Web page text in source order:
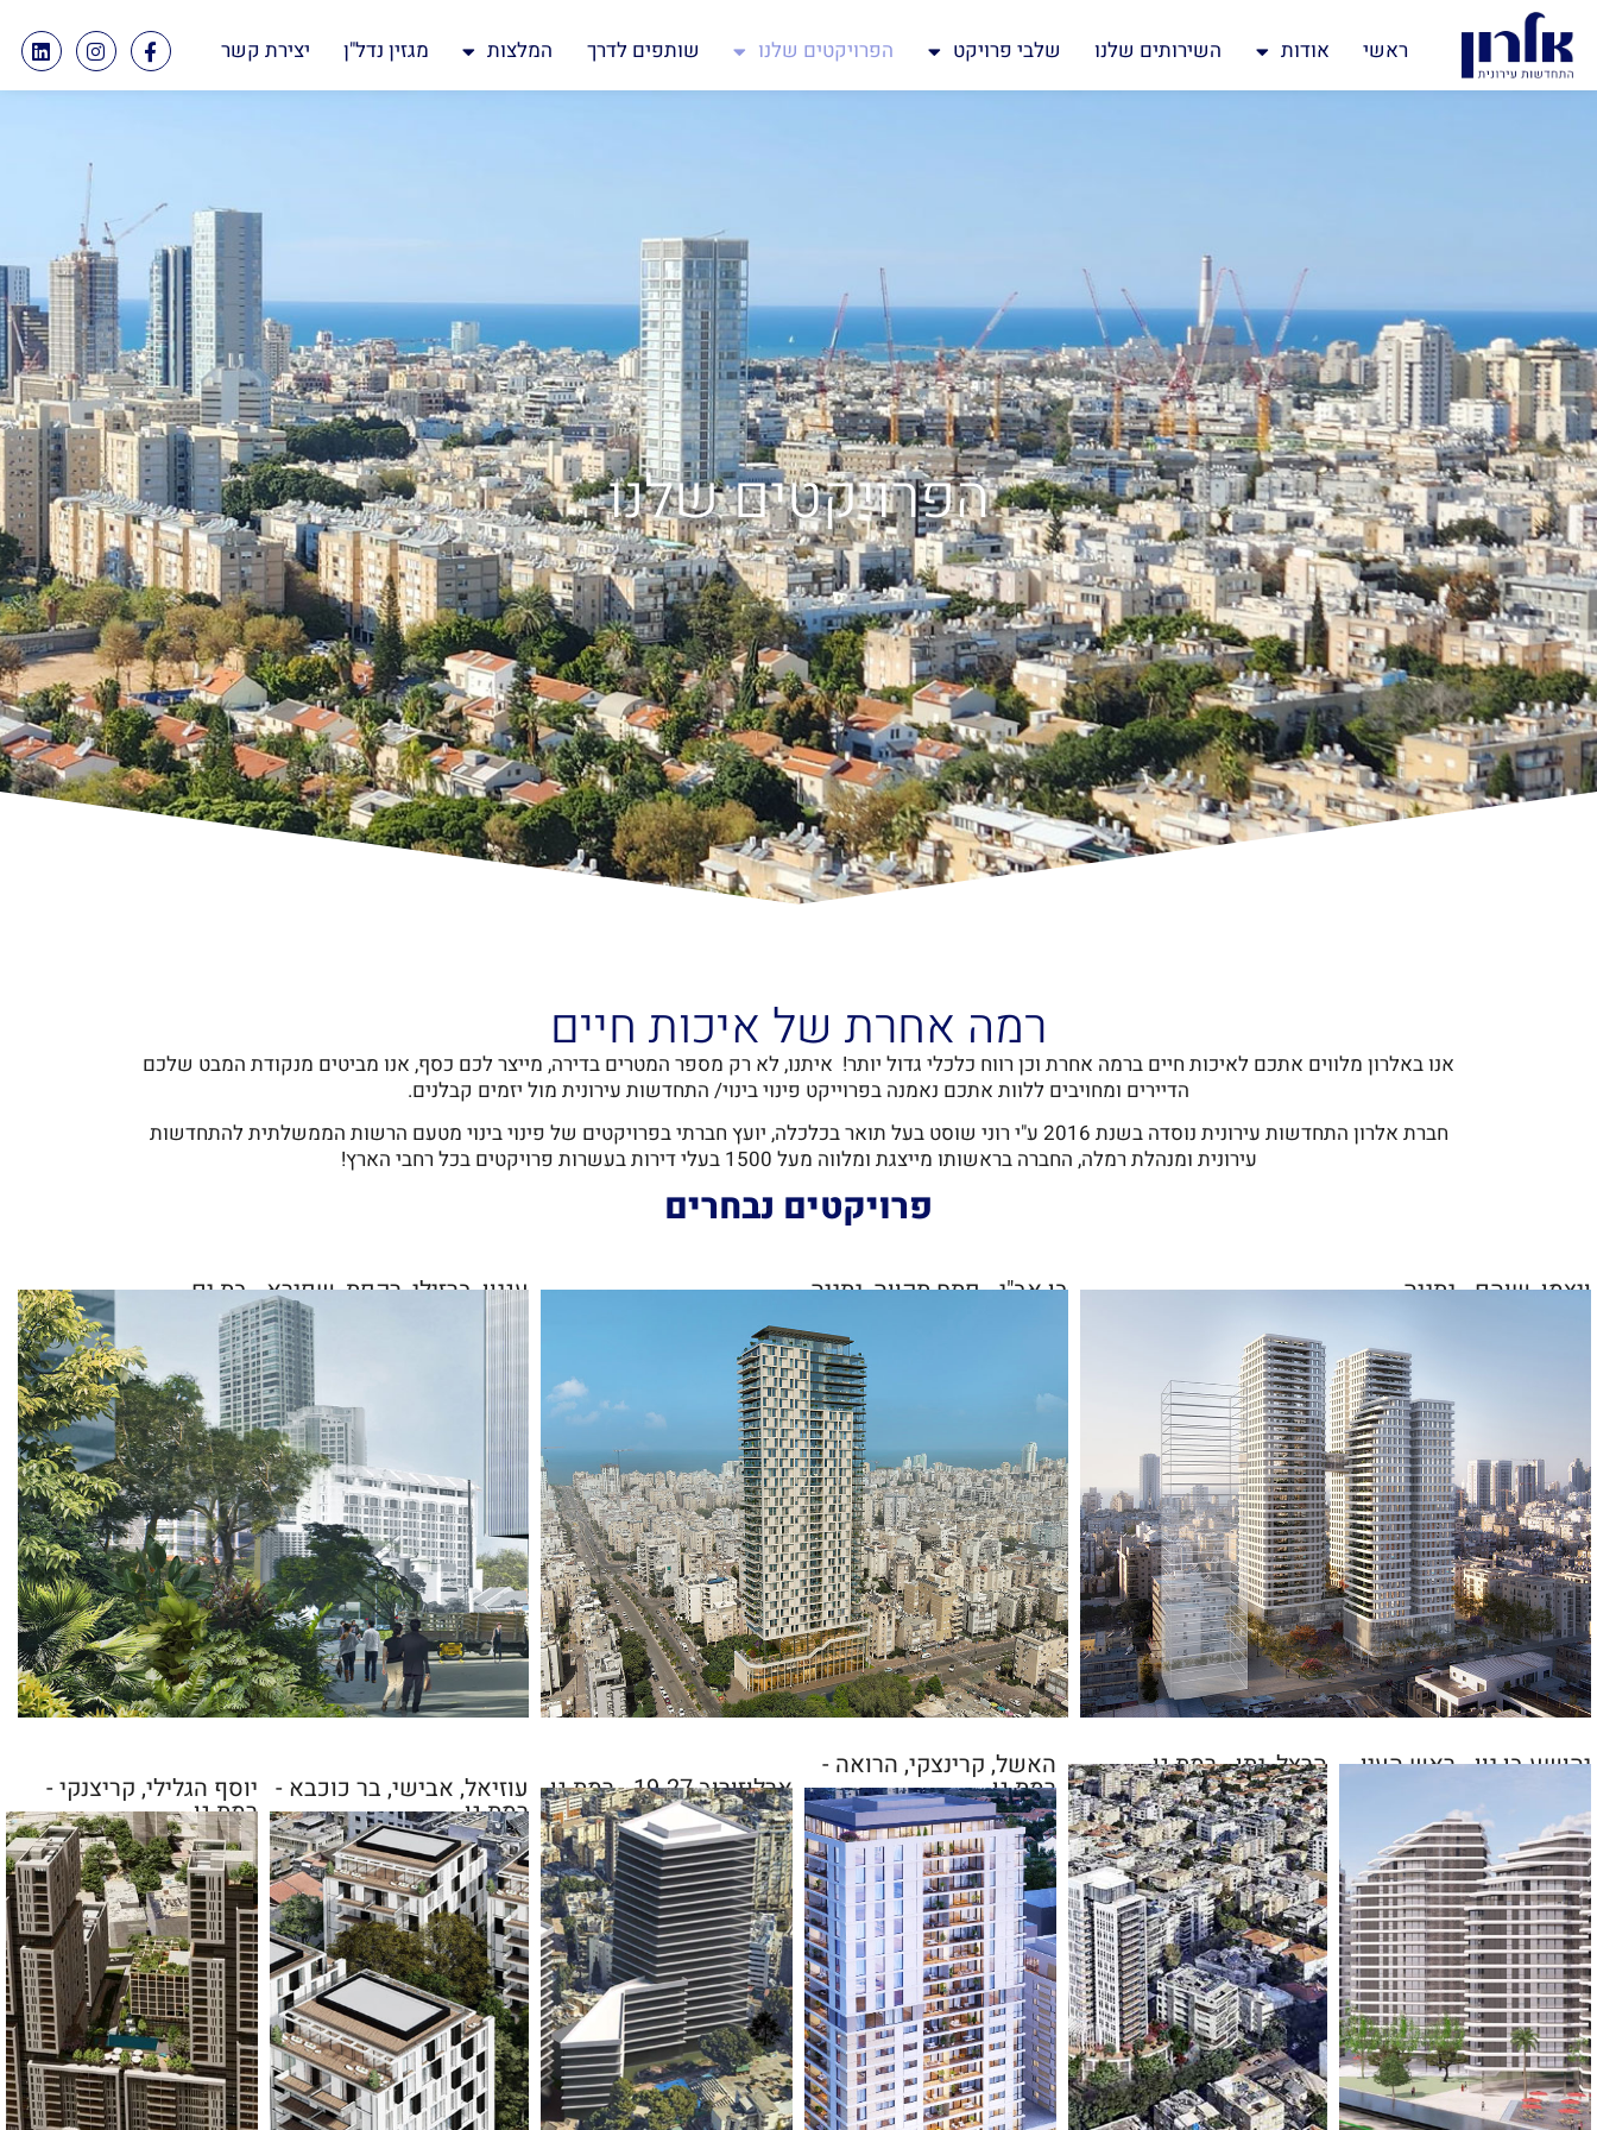
ראשי אודות השירותים שלנו שלבי פרויקט הפרויקטים שלנו שותפים לדרך המלצות מגזין נדל"ן יצירת קשר
הפרויקטים שלנו
רמה אחרת של איכות חיים
אנו באלרון מלווים אתכם לאיכות חיים ברמה אחרת וכן רווח כלכלי גדול יותר! איתנו, לא רק מספר המטרים בדירה, מייצר לכם כסף, אנו מביטים מנקודת המבט שלכם
הדיירים ומחויבים ללוות אתכם נאמנה בפרוייקט פינוי בינוי/ התחדשות עירונית מול יזמים קבלנים.
חברת אלרון התחדשות עירונית נוסדה בשנת 2016 ע"י רוני שוסט בעל תואר בכלכלה, יועץ חברתי בפרויקטים של פינוי בינוי מטעם הרשות הממשלתית להתחדשות
עירונית ומנהלת רמלה, החברה בראשותו מייצגת ומלווה מעל 1500 בעלי דירות בעשרות פרויקטים בכל רחבי הארץ!
פרויקטים נבחרים
ויצמן, שוהם - נתניה
ויצמן שוהם - נתניה
מתחם של 5 בניינים עם כ-186 יח"ד ומסחר בשטח
של 5.5 דונם
לפרטים נוספים
בן אב"י - פתח תקווה, נתניה
בן אב"י - פתח תקווה, נתניה
מתחם של 3 בניינים עם כ-49 יח"ד ומסחר בשטח של
1.9 דונם
לפרטים נוספים
עגנון, ברזילי, רקפת, שפירא - בת ים
עגנון, ברזיל, רקפת, שפירא -
בת ים
מתחם של 10 בניינים עם כ-84 יח"ד בשטח של 10
דונם
לפרטים נוספים
יהושע בן נון - ראש העין הרצל, נתן - רמת גן האשל, קרינצקי, הרואה -
רמת גן ארלוזורוב 19-27 - רמת גן עוזיאל, אבישי, בר כוכבא -
רמת גן
יוסף הגלילי, קריצנקי -
רמת גן